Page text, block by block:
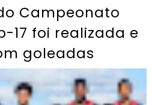
Campeonato
17 foi realizada e
goleadas